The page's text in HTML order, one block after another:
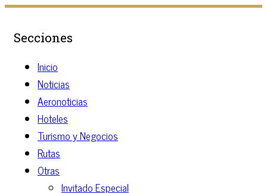
Secciones
Inicio
Noticias
Aeronoticias
Hoteles
Turismo y Negocios
Rutas
Otras
Invitado Especial